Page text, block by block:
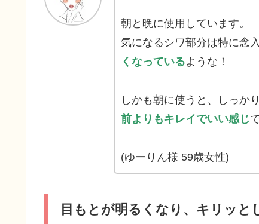
朝と晩に使用しています。
気になるシワ部分は特に念
くなっているような！
しかも朝に使うと、しっか
前よりもキレイでいい感じ
(ゆーりん様 59歳女性)
目もとが明るくなり、キリッと